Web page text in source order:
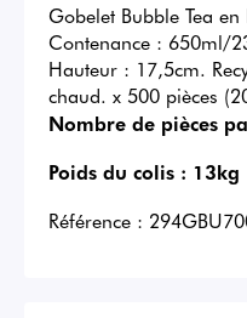
Gobelet Bubble Tea
Contenance : 650ml/
Hauteur : 17,5cm.
chaud. x 500 pièces
Nombre de pièces
Poids du colis : 13kg
Référence :